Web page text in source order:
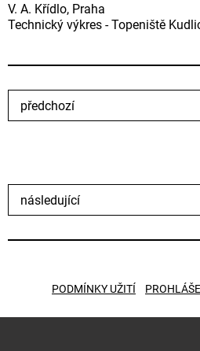
V. A. Křídlo, Praha
Technický výkres - Topeniště
předchozí
následující
PODMÍNKY UŽITÍ